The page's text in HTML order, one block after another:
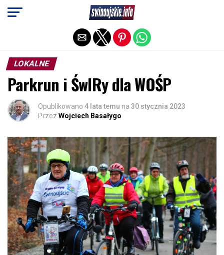
LOKALNE
Parkrun i ŚwIRy dla WOŚP
Opublikowano 4 lata temu na 30 stycznia 2023
Przez Wojciech Basałygo
Exit mobile version